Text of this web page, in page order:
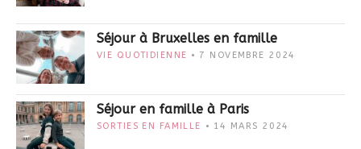
Séjour à Bruxelles en famille
VIE QUOTIDIENNE 7 NOVEMBRE 2024
Séjour en famille à Paris
SORTIES EN FAMILLE 14 MARS 2024